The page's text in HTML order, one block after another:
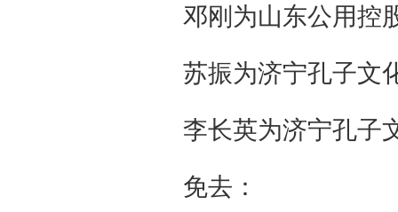
邓刚为山东公用控
苏振为济宁孔子文
李长英为济宁孔子
免去：